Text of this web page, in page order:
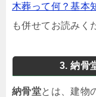
木葬って何？基本
も併せてお読みく
3. 納骨
納骨堂とは、建物